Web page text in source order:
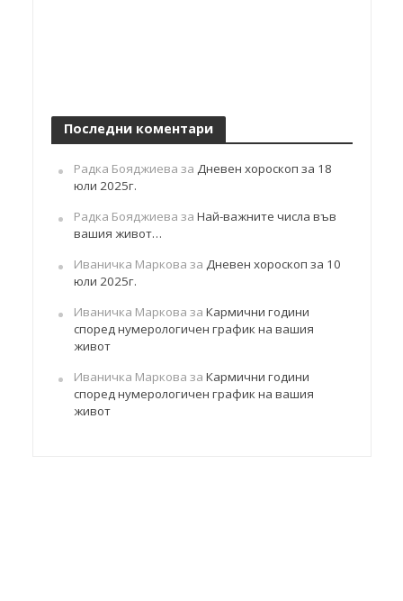
Последни коментари
Радка Бояджиева за Дневен хороскоп за 18
юли 2025г.
Радка Бояджиева за Най-важните числа във
вашия живот…
Иваничка Маркова за Дневен хороскоп за 10
юли 2025г.
Иваничка Маркова за Кармични години
според нумерологичен график на вашия
живот
Иваничка Маркова за Кармични години
според нумерологичен график на вашия
живот